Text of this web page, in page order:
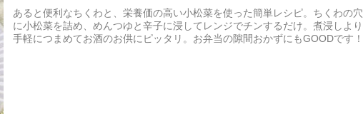
あると便利なちくわと、栄養価の高い小松菜を使った簡単レシピ。ちくわの穴
に小松菜を詰め、めんつゆと辛子に浸してレンジでチンするだけ。煮浸しより
手軽につまめてお酒のお供にピッタリ。お弁当の隙間おかずにもGOODです！